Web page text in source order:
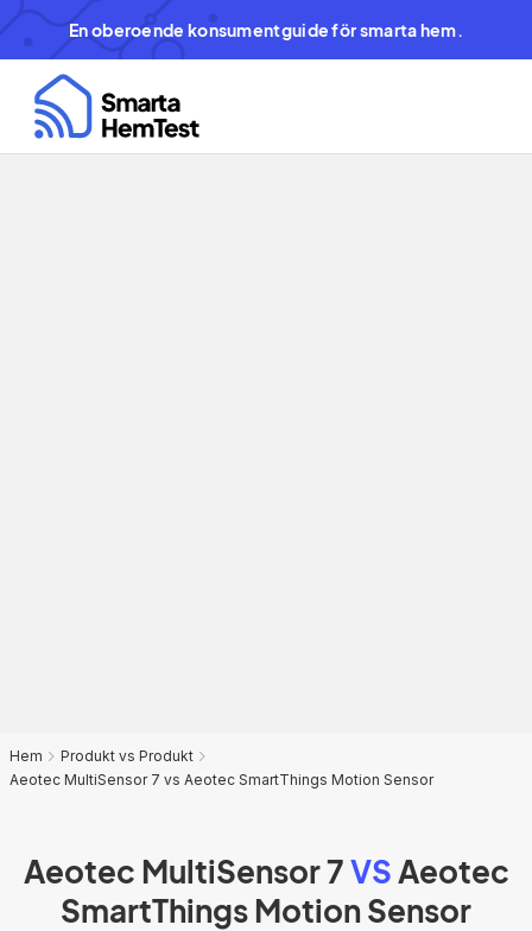
En oberoende konsumentguide för smarta hem.
Hem
Produkt vs Produkt
Aeotec MultiSensor 7 vs Aeotec SmartThings Motion Sensor
Aeotec MultiSensor 7VSAeotec
SmartThings Motion Sensor